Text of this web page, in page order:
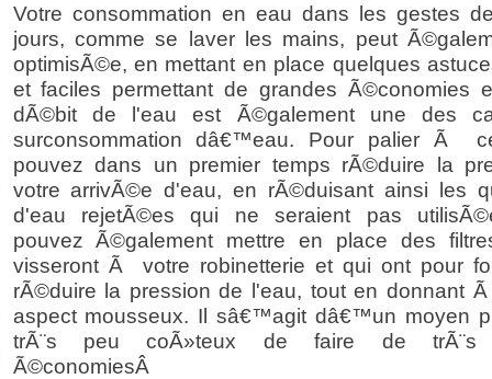
Votre consommation en eau dans les gestes
jours, comme se laver les mains, peut
optimisÃ©e, en mettant en place quelques
et faciles permettant de grandes Ã©conomies
dÃ©bit de l'eau est Ã©galement une des
surconsommation dâ€™eau. Pour palier Ã
pouvez dans un premier temps rÃ©duire la
votre arrivÃ©e d'eau, en rÃ©duisant ainsi les
d'eau rejetÃ©es qui ne seraient pas
pouvez Ã©galement mettre en place des
visseront Ã votre robinetterie et qui ont pour
rÃ©duire la pression de l'eau, tout en donnant
aspect mousseux. Il sâ€™agit dâ€™un moyen
trÃ¨s peu coÃ»teux de faire de trÃ¨s